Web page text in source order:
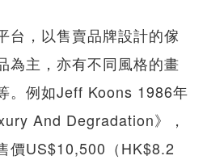
台，以售賣品牌設計的傢
為主，亦有不同風格的畫
。例如Jeff Koons 1986年
And Degradation》，
價US$10,500（HK$8.2